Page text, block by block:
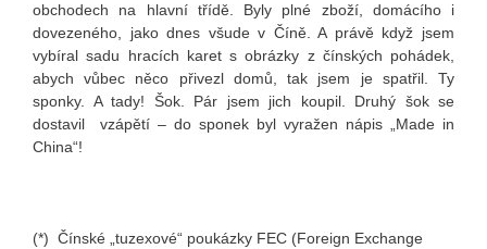
obchodech na hlavní třídě. Byly plné zboží, domácího i
dovezeného, jako dnes všude v Číně. A právě když jsem
vybíral sadu hracích karet s obrázky z čínských pohádek,
abych vůbec něco přivezl domů, tak jsem je spatřil. Ty
sponky. A tady! Šok. Pár jsem jich koupil. Druhý šok se
dostavil vzápětí – do sponek byl vyražen nápis „Made in
China“!
(*) Čínské „tuzexové“ poukázky FEC (Foreign Exchange